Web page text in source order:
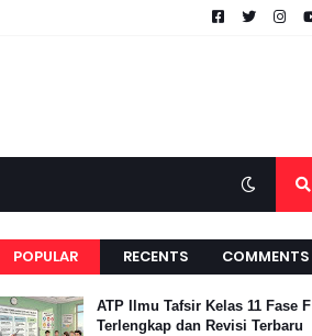
POPULAR RECENTS COMMENTS
ATP Ilmu Tafsir Kelas 11 Fase F
Terlengkap dan Revisi Terbaru